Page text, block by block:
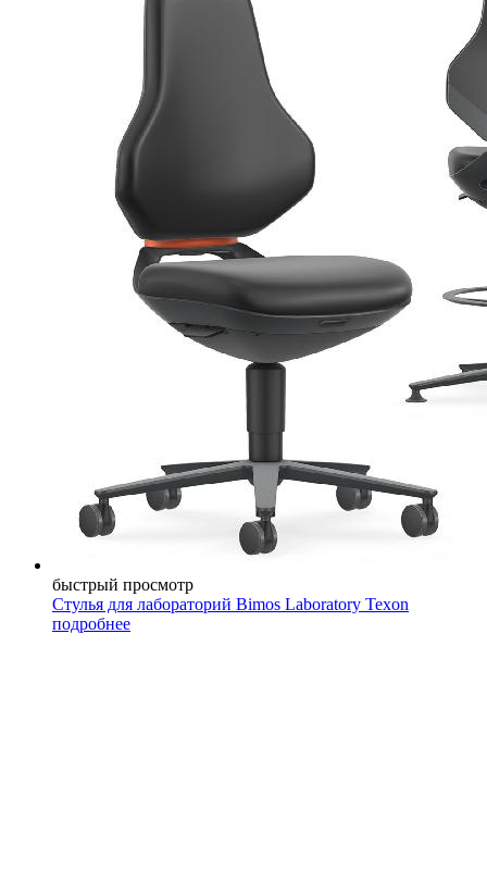
быстрый просмотр
Стулья для лабораторий Bimos Laboratory Texon
подробнее